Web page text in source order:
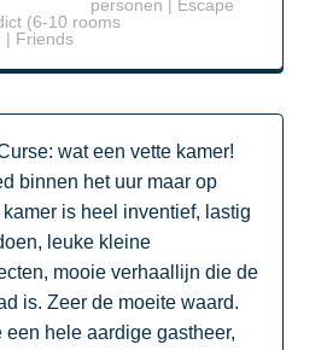
personen | Escape
(6-10 rooms
| Friends
wat een vette kamer!
binnen het uur maar op
is heel inventief, lastig
leuke kleine
mooie verhaallijn die de
is. Zeer de moeite waard.
een hele aardige gastheer,